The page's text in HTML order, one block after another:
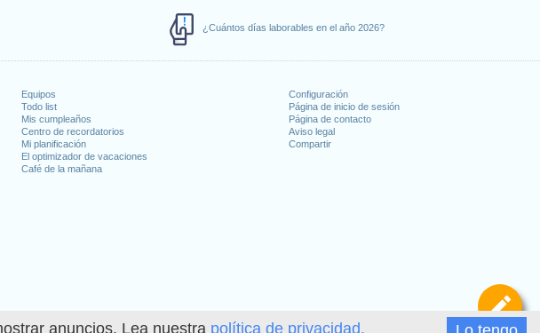
anuncios. Lea nuestra política de privacidad.
¿Cuántos días laborables en el año 2026?
Equipos
Todo list
Mis cumpleaños
Centro de recordatorios
Mi planificación
El optimizador de vacaciones
Café de la mañana
Configuración
Página de inicio de sesión
Página de contacto
Aviso legal
Compartir